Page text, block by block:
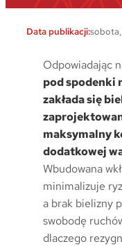
Data publikacji:sobota,
Odpowiadając
pod spodenki
zakłada się
maksymalny
dodatkowej
Wbudowana
minimalizuje
a brak bielizny
swobodę
dlaczego